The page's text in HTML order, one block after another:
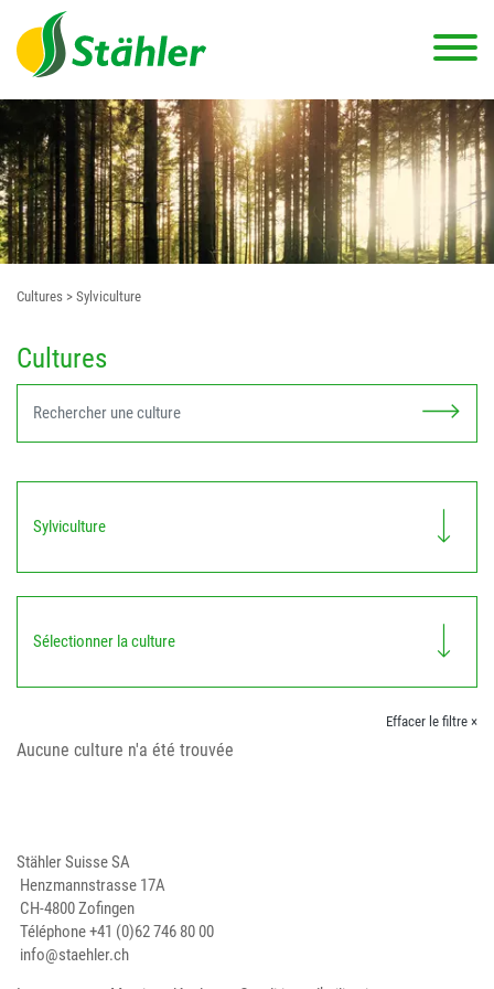
Cultures > Sylviculture
Cultures
Sylviculture
Sélectionner la culture
Effacer le filtre ×
Aucune culture n'a été trouvée
Stähler Suisse SA
Henzmannstrasse 17A
CH-4800 Zofingen
Téléphone+41 (0)62 746 80 00
info@staehler.ch